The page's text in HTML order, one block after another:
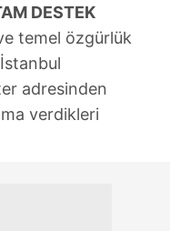
DESTEK
temel özgürlük
adresinden
verdikleri